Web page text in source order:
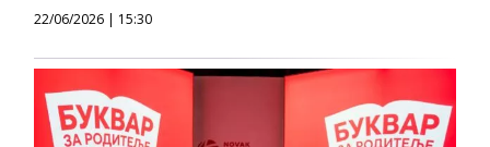
22/06/2026 | 15:30